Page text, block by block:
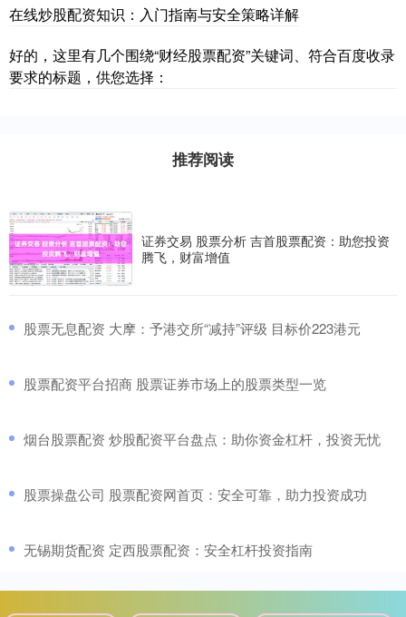
在线炒股配资知识：入门指南与安全策略详解
好的，这里有几个围绕“财经股票配资”关键词、符合百度收录
要求的标题，供您选择：
推荐阅读
证券交易 股票分析 吉首股票配资：助您投资
腾飞，财富增值
​股票无息配资 大摩：予港交所“减持”评级 目标价223港元
​股票配资平台招商 股票证券市场上的股票类型一览
​烟台股票配资 炒股配资平台盘点：助你资金杠杆，投资无忧
​股票操盘公司 股票配资网首页：安全可靠，助力投资成功
​无锡期货配资 定西股票配资：安全杠杆投资指南